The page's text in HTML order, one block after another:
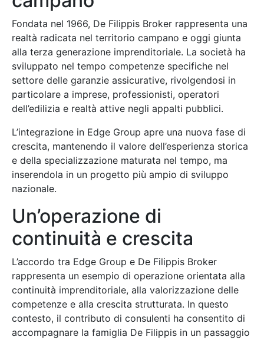
Fondata nel 1966, De Filippis Broker rappresenta una
realtà radicata nel territorio campano e oggi giunta
alla terza generazione imprenditoriale. La società ha
sviluppato nel tempo competenze specifiche nel
settore delle garanzie assicurative, rivolgendosi in
particolare a imprese, professionisti, operatori
dell’edilizia e realtà attive negli appalti pubblici.
L’integrazione in Edge Group apre una nuova fase di
crescita, mantenendo il valore dell’esperienza storica
e della specializzazione maturata nel tempo, ma
inserendola in un progetto più ampio di sviluppo
nazionale.
Un’operazione di
continuità e crescita
L’accordo tra Edge Group e De Filippis Broker
rappresenta un esempio di operazione orientata alla
continuità imprenditoriale, alla valorizzazione delle
competenze e alla crescita strutturata. In questo
contesto, il contributo di consulenti ha consentito di
accompagnare la famiglia De Filippis in un passaggio